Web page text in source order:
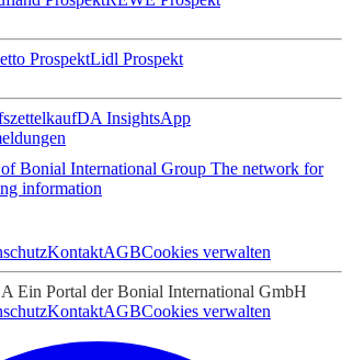
ProspektLidl Prospekt
kaufDA InsightsApp
Bonial International Group The network for
information
KontaktAGBCookies verwalten
Ein Portal der Bonial International GmbH
KontaktAGBCookies verwalten